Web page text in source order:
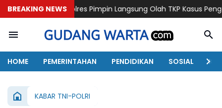
BREAKING NEWS
Pimpin Langsung Olah TKP Kasus Penganiayaan
HOME PEMERINTAHAN PENDIDIKAN SOSIAL
KABAR TNI-POLRI